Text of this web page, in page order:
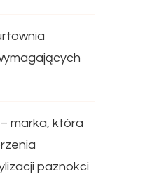
marka, która
paznokci